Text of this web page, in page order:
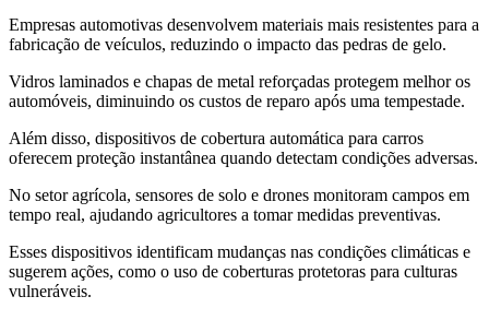
Empresas automotivas desenvolvem materiais mais resistentes para a
fabricação de veículos, reduzindo o impacto das pedras de gelo.
Vidros laminados e chapas de metal reforçadas protegem melhor os
automóveis, diminuindo os custos de reparo após uma tempestade.
Além disso, dispositivos de cobertura automática para carros
oferecem proteção instantânea quando detectam condições adversas.
No setor agrícola, sensores de solo e drones monitoram campos em
tempo real, ajudando agricultores a tomar medidas preventivas.
Esses dispositivos identificam mudanças nas condições climáticas e
sugerem ações, como o uso de coberturas protetoras para culturas
vulneráveis.